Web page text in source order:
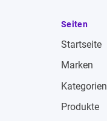
Seiten
Startseite
Marken
Kategorien
Produkte